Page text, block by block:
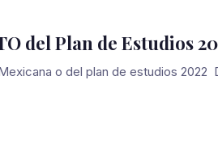
del Plan de Estudios
o del plan de estudios 2022